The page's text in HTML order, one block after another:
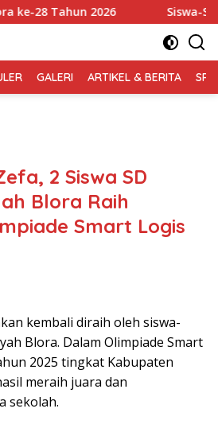
Tahun 2026 Siswa-Siswi
GALERI ARTIKEL & BERITA
2 Siswa SD
Blora Raih
Smart Logis
kembali diraih oleh siswa-
Blora. Dalam Olimpiade Smart
2025 tingkat Kabupaten
meraih juara dan
sekolah.